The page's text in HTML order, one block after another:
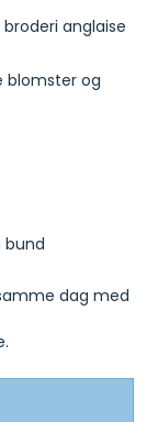
broderi anglaise
blomster og
bund
dag med